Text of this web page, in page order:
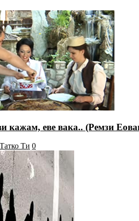
кажам, еве вака.. (Ремзи
Ти 0